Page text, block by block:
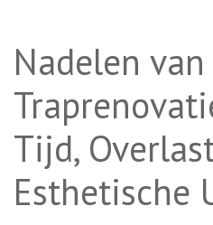
Nadelen
Tijd,
Esthetische